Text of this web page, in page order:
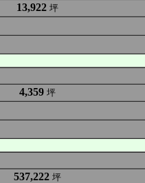
13,922 坪
4,359 坪
537,222 坪